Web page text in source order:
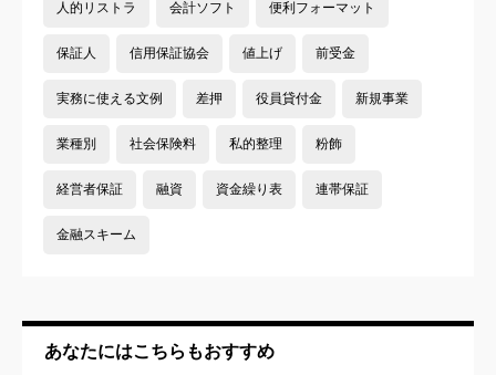
人的リストラ 会計ソフト 便利フォーマット
保証人 信用保証協会 値上げ 前受金
実務に使える文例 差押 役員貸付金 新規事業
業種別 社会保険料 私的整理 粉飾
経営者保証 融資 資金繰り表 連帯保証
金融スキーム
あなたにはこちらもおすすめ